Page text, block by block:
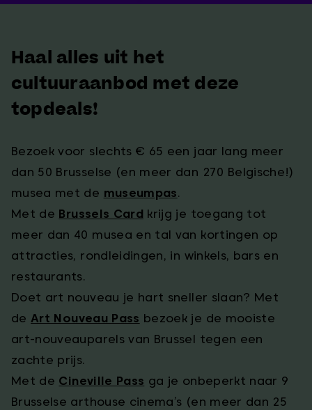
Haal alles uit het
cultuuraanbod met deze
topdeals!
Bezoek voor slechts € 65 een jaar lang meer
dan 50 Brusselse (en meer dan 270 Belgische!)
musea met de museumpas.
Met de Brussels Card krijg je toegang tot
meer dan 40 musea en tal van kortingen op
attracties, rondleidingen, in winkels, bars en
restaurants.
Doet art nouveau je hart sneller slaan? Met
deArt Nouveau Pass bezoek je de mooiste
art-nouveauparels van Brussel tegen een
zachte prijs.
Met de Cineville Pass ga je onbeperkt naar 9
Brusselse arthouse cinema’s (en meer dan 25